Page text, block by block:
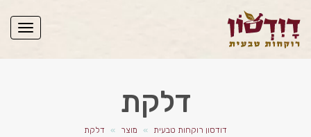
דלקת
דודסון רוקחות טבעית » מוצר » דלקת